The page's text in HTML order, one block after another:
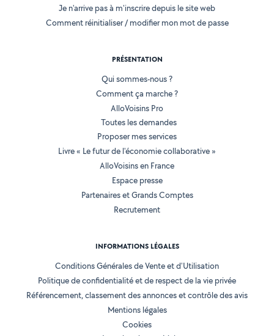
Je n'arrive pas à m'inscrire depuis le site web
Comment réinitialiser / modifier mon mot de passe
PRÉSENTATION
Qui sommes-nous ?
Comment ça marche ?
AlloVoisins Pro
Toutes les demandes
Proposer mes services
Livre « Le futur de l'économie collaborative »
AlloVoisins en France
Espace presse
Partenaires et Grands Comptes
Recrutement
INFORMATIONS LÉGALES
Conditions Générales de Vente et d'Utilisation
Politique de confidentialité et de respect de la vie privée
Référencement, classement des annonces et contrôle des avis
Mentions légales
Cookies